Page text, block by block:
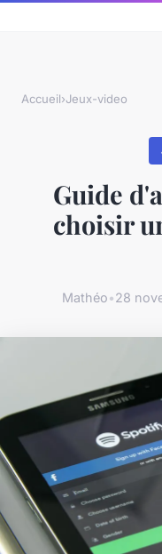
Accueil›Jeux-video
Guide
choisir
Mathéo•28